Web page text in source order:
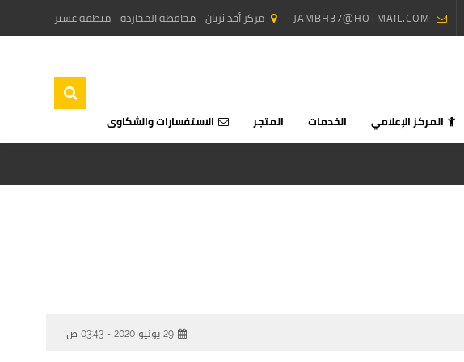
JAMBH37@HOTMAIL.COM مركز أحد ثربان - محافظة المجاردة - منطقة عسير
المركز الإعلامي الخدمات المتجر الاستفسارات والشكاوى
29 يونيو 2020 - 03:43 ص